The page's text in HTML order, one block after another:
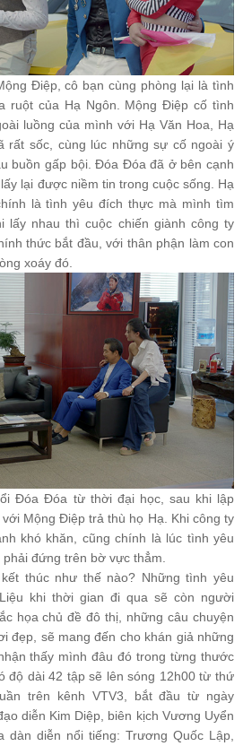
Điệp, cô bạn cùng phòng lại là tình
ruột của Hạ Ngôn. Mộng Điệp cố tình
luồng của mình với Hạ Văn Hoa, Hạ
rất sốc, cùng lúc những sự cố ngoài ý
buồn gấp bội. Đóa Đóa đã ở bên cạnh
lại được niềm tin trong cuộc sống. Hạ
là tình yêu đích thực mà mình tìm
lấy nhau thì cuộc chiến giành công ty
thức bắt đầu, với thân phận làm con
xoáy đó.
Đóa Đóa từ thời đại học, sau khi lập
Mộng Điệp trả thù họ Hạ. Khi công ty
khó khăn, cũng chính là lúc tình yêu
đứng trên bờ vực thẳm.
thúc như thế nào? Những tình yêu
khi thời gian đi qua sẽ còn người
họa chủ đề đô thị, những câu chuyện
đẹp, sẽ mang đến cho khán giả những
thấy mình đâu đó trong từng thước
độ dài 42 tập sẽ lên sóng 12h00 từ thứ
trên kênh VTV3, bắt đầu từ ngày
diễn Kim Diệp, biên kịch Vương Uyển
dàn diễn nổi tiếng: Trương Quốc Lập,